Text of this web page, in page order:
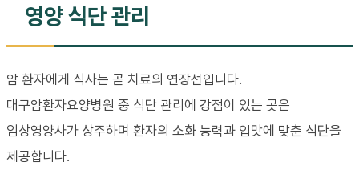
영양 식단 관리
암 환자에게 식사는 곧 치료의 연장선입니다.
대구암환자요양병원 중 식단 관리에 강점이 있는 곳은
임상영양사가 상주하며 환자의 소화 능력과 입맛에 맞춘 식단을
제공합니다.